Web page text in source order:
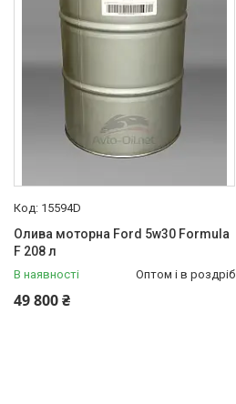
WSS-M2C913-C 1
Виробник
Ford Motor Company
Товари та послуги
ARAL 🚗
BMW 🚗
CATERPILLAR 🚜
15594D
Олива моторна Ford 5w30 Formula
F 208 л
В наявності Оптом і в роздріб
49 800 ₴